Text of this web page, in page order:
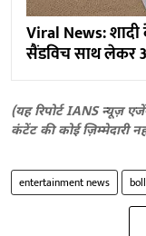
Viral News: शादी
सैंडविच साथ लेकर
(यह रिपोर्ट IANS न्यूज़
कंटेंट की कोई ज़िम्मेदारी
entertainment news